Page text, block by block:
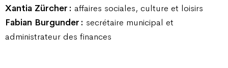
Xantia Zürcher : affaires sociales, culture et loisirs
Fabian Burgunder : secrétaire municipal et
administrateur des finances